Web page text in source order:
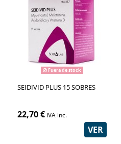
Fuera de stock
SEIDIVID PLUS 15 SOBRES
22,70 € IVA inc.
VER